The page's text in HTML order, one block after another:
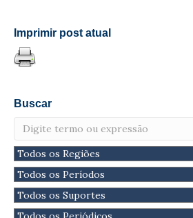
Imprimir post atual
Buscar